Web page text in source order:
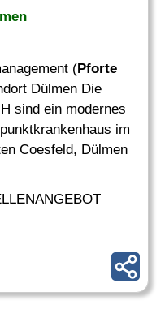
(Pforte
Dülmen Die
sind ein modernes
im
Coesfeld, Dülmen